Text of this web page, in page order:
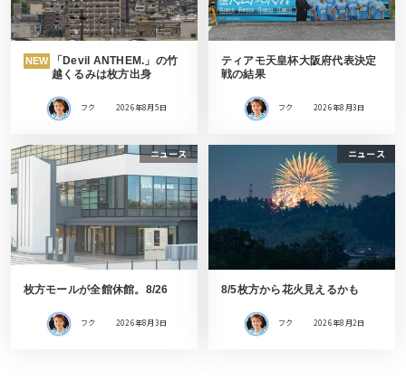
NEW
「Devil ANTHEM.」の竹
越くるみは枚方出身
フク 2026年8月5日
ティアモ天皇杯大阪府代表決定
戦の結果
フク 2026年8月3日
ニュース
枚方モールが全館休館。8/26
フク 2026年8月3日
ニュース
8/5枚方から花火見えるかも
フク 2026年8月2日